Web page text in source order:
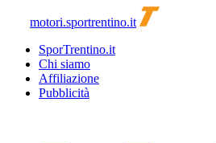
motori.sportrentino.it
SporTrentino.it
Chi siamo
Affiliazione
Pubblicità